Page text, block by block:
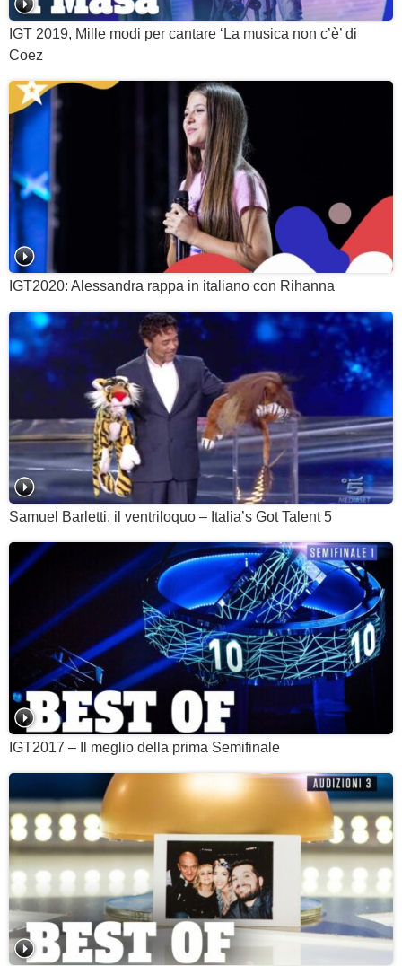
IGT 2019, Mille modi per cantare ‘La musica non c’è’ di
Coez
IGT2020: Alessandra rappa in italiano con Rihanna
Samuel Barletti, il ventriloquo – Italia’s Got Talent 5
IGT2017 – Il meglio della prima Semifinale